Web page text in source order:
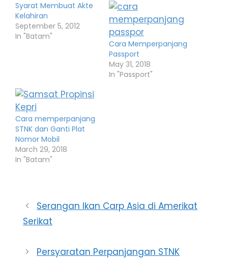
Syarat Membuat Akte
Kelahiran
September 5, 2012
In "Batam"
Cara Memperpanjang
Passport
May 31, 2018
In "Passport"
Cara memperpanjang
STNK dan Ganti Plat
Nomor Mobil
March 29, 2018
In "Batam"
Serangan Ikan Carp Asia di Amerikat
Serikat
Persyaratan Perpanjangan STNK